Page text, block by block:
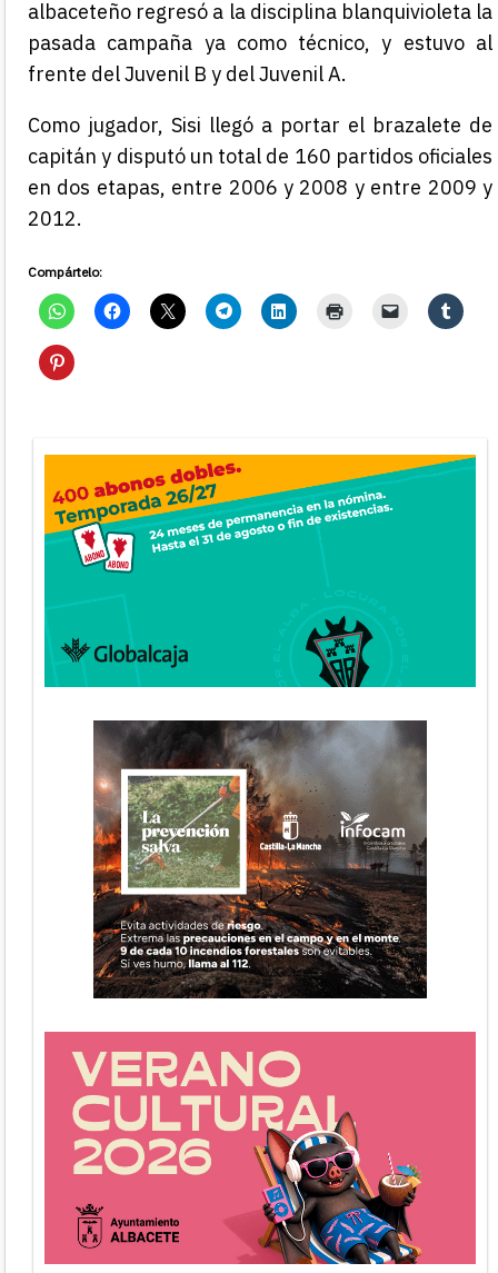
albaceteño regresó a la disciplina blanquivioleta la
pasada campaña ya como técnico, y estuvo al
frente del Juvenil B y del Juvenil A.
Como jugador, Sisi llegó a portar el brazalete de
capitán y disputó un total de 160 partidos oficiales
en dos etapas, entre 2006 y 2008 y entre 2009 y
2012.
Compártelo: